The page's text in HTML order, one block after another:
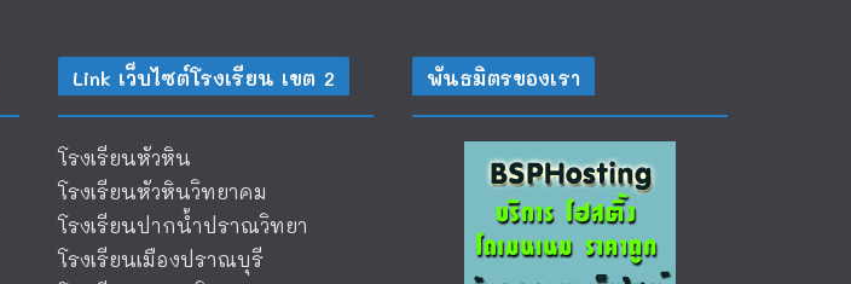
Link เว็บไซต์โรงเรียน เขต 2
โรงเรียนหัวหิน
โรงเรียนหัวหินวิทยาคม
โรงเรียนปากน้ำปราณวิทยา
โรงเรียนเมืองปราณบุรี
พันธมิตรของเรา